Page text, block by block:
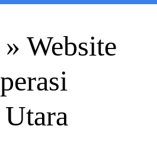
Website
Utara